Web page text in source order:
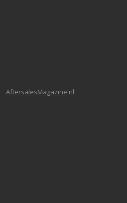
AftersalesMagazine.nl